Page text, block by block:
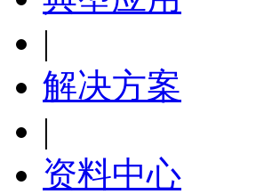
|
解决方案
|
资料中心